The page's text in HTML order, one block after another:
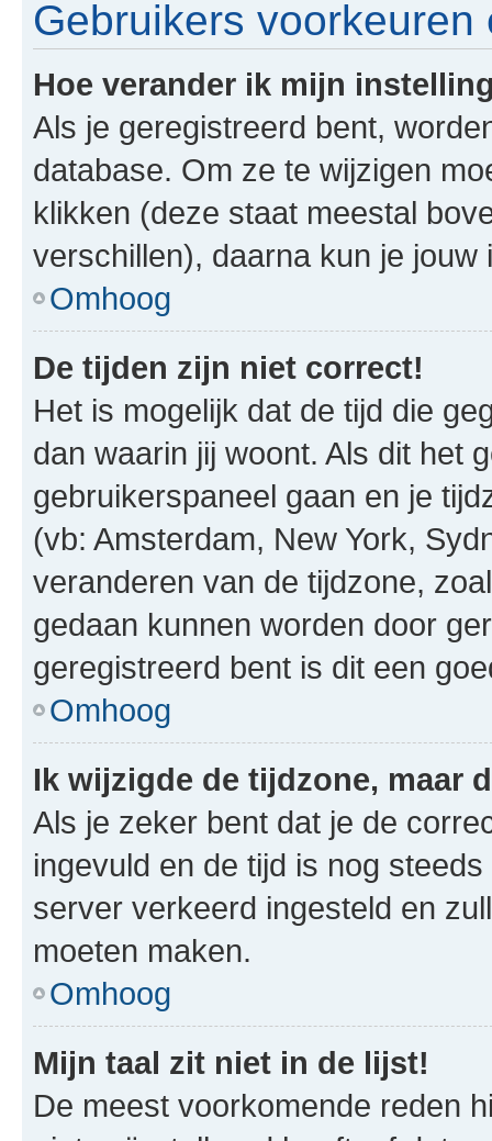
Gebruikers voorkeuren
Hoe verander ik mijn
Als je geregistreerd bent,
database. Om ze te wijzigen
klikken (deze staat meestal
verschillen), daarna kun je jouw
Omhoog
De tijden zijn niet correct!
Het is mogelijk dat de tijd die
dan waarin jij woont. Als dit het
gebruikerspaneel gaan en je
(vb: Amsterdam, New York,
veranderen van de tijdzone,
gedaan kunnen worden door
geregistreerd bent is dit een
Omhoog
Ik wijzigde de tijdzone, maar
Als je zeker bent dat je de
ingevuld en de tijd is nog
server verkeerd ingesteld en
moeten maken.
Omhoog
Mijn taal zit niet in de lijst!
De meest voorkomende reden